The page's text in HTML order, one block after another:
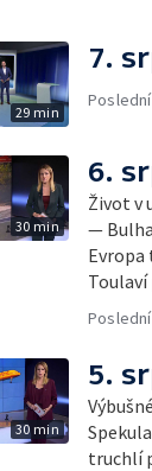
29 min
7.
30 min
6.
Život v
—
Evropa
Toulaví
30 min
5.
truchlí